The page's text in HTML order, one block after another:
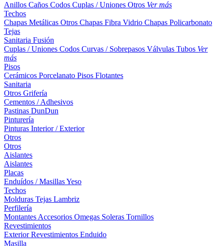
Anillos Caños Codos Cuplas / Uniones Otros Ver más
Techos
Chapas Metálicas Otros Chapas Fibra Vidrio Chapas Policarbonato
Tejas
Sanitaria Fusión
Cuplas / Uniones Codos Curvas / Sobrepasos Válvulas Tubos Ver
más
Pisos
Cerámicos Porcelanato Pisos Flotantes
Sanitaria
Otros Grifería
Cementos / Adhesivos
Pastinas DunDun
Pinturería
Pinturas Interior / Exterior
Otros
Otros
Aislantes
Aislantes
Placas
Enduídos / MasillasYeso
Techos
Molduras Tejas Lambriz
Perfilería
Montantes Accesorios Omegas Soleras Tornillos
Revestimientos
ExteriorRevestimientos Enduido
Masilla